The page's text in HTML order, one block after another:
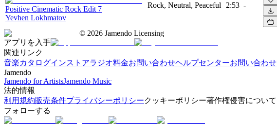
Positive Cinematic Rock Edit 7
Yevhen Lokhmatov
Rock, Neutral, Peaceful 2:53 -
© 2026 Jamendo Licensing
アプリを入手
関連リンク
音楽カタログインストアラジオ料金お問い合わせヘルプセンターお問い合わせ
Jamendo
Jamendo for ArtistsJamendo Music
法的情報
利用規約販売条件プライバシーポリシークッキーポリシー著作権侵害について
フォローする